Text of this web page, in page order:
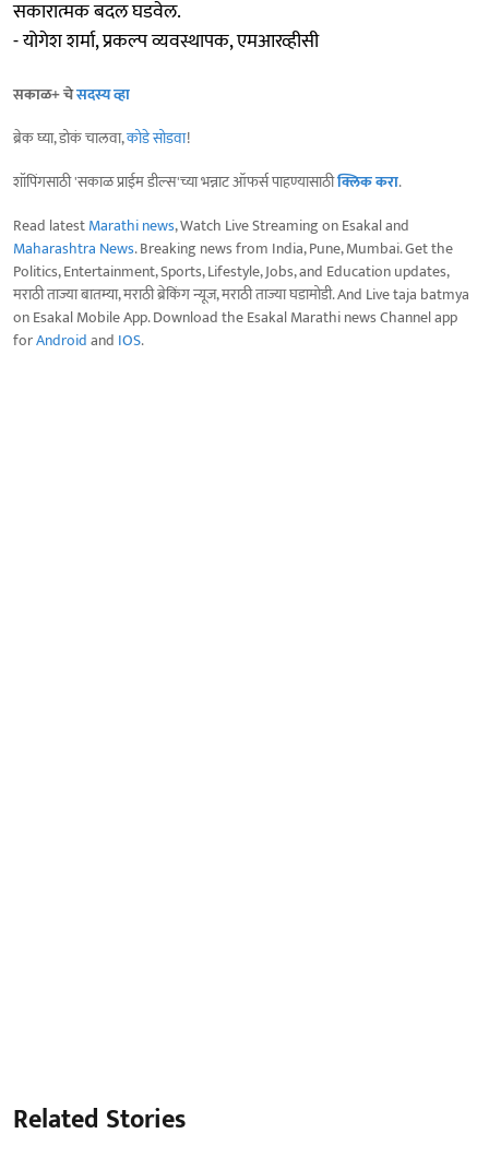
सकारात्मक बदल घडवेल.
- योगेश शर्मा, प्रकल्प व्यवस्थापक, एमआरव्हीसी
सकाळ+ चेसदस्य व्हा
ब्रेक घ्या, डोकं चालवा,कोडे सोडवा!
शॉपिंगसाठी 'सकाळ प्राईम डील्स'च्या भन्नाट ऑफर्स पाहण्यासाठीक्लिक करा.
Read latestMarathi news, Watch Live Streaming on Esakal and
Maharashtra News. Breaking news from India, Pune, Mumbai. Get the
Politics, Entertainment, Sports, Lifestyle, Jobs, and Education updates,
मराठी ताज्या बातम्या, मराठी ब्रेकिंग न्यूज, मराठी ताज्या घडामोडी. And Live taja batmya
on Esakal Mobile App. Download the Esakal Marathi news Channel app
forAndroidand IOS.
Related Stories